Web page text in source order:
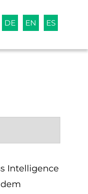
DE EN ES
Intelligence